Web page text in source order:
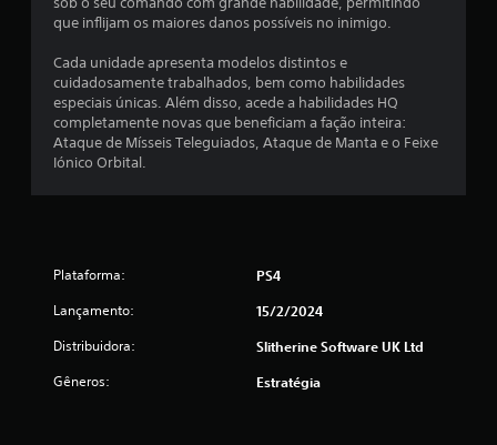
que inflijam os maiores danos possíveis no inimigo.
Cada unidade apresenta modelos distintos e
cuidadosamente trabalhados, bem como habilidades
especiais únicas. Além disso, acede a habilidades HQ
completamente novas que beneficiam a fação inteira:
Ataque de Mísseis Teleguiados, Ataque de Manta e o Feixe
Iónico Orbital.
Plataforma: PS4
Lançamento: 15/2/2024
Distribuidora: Slitherine Software UK Ltd
Gêneros: Estratégia